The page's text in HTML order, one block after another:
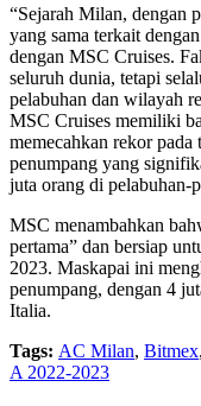
“Sejarah Milan, dengan
yang sama terkait
dengan MSC Cruises.
seluruh dunia, tetapi
pelabuhan dan wilayah
MSC Cruises memiliki
memecahkan rekor pada
penumpang yang
juta orang di pelabuhan-
MSC menambahkan
pertama” dan bersiap
2023. Maskapai ini
penumpang, dengan 4
Italia.
Tags: AC Milan, Bitmex,
A 2022-2023